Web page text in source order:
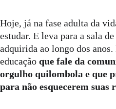
Hoje, já na fase adulta da
estudar. E leva para a sala
adquirida ao longo dos anos.
educação que fale da
orgulho quilombola e que
para não esquecerem suas